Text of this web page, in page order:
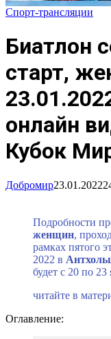
Спорт-трансляции
Биатлон
старт,
онлайн
Кубок
Добромир23.01.2022
Подробности
женщин,
рамках пятого
2022 в
будет с 20 по 23
читайте в
Оглавление: